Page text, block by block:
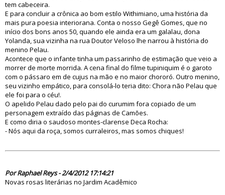
tem cabeceira.
E para concluir a crônica ao bom estilo Withimiano, uma história da
mais pura poesia interiorana. Conta o nosso Gegê Gomes, que no
início dos bons anos 50, quando ele ainda era um galalau, dona
Yolanda, sua vizinha na rua Doutor Veloso lhe narrou à história do
menino Pelau.
Acontece que o infante tinha um passarinho de estimação que veio a
morrer de morte morrida. A cena final do filme tupiniquim é o garoto
com o pássaro em de cujus na mão e no maior chororó. Outro menino,
seu vizinho empático, para consolá-lo teria dito: Chora não Pelau que
ele foi para o céu!.
O apelido Pelau dado pelo pai do curumim fora copiado de um
personagem extraído das páginas de Camões.
E como diria o saudoso montes-clarense Deca Rocha:
- Nós aqui da roça, somos curraleiros, mas somos chiques!
Por Raphael Reys - 2/4/2012 17:14:21
Novas rosas literárias no Jardim Acadêmico